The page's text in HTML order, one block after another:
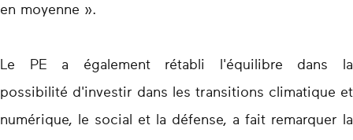
en moyenne ».
Le PE a également rétabli l'équilibre dans la
possibilité d'investir dans les transitions climatique et
numérique, le social et la défense, a fait remarquer la